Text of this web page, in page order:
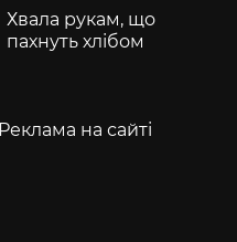
Хвала рукам, що
пахнуть хлібом
Реклама на сайті